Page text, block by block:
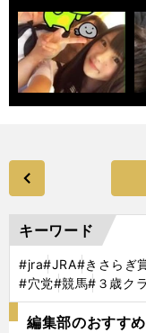
キーワード
#jra#JRA#きさらぎ
#穴党#競馬#３歳ク
編集部のおすすめ